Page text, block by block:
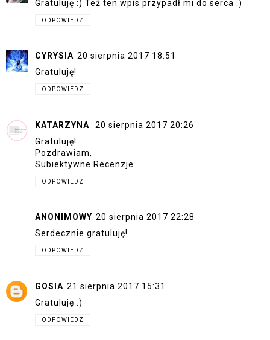
Gratuluję :) Też ten wpis przypadł mi do serca :)
ODPOWIEDZ
CYRYSIA 20 sierpnia 2017 18:51
Gratuluję!
ODPOWIEDZ
KATARZYNA
20 sierpnia 2017 20:26
Gratuluję!
Pozdrawiam,
Subiektywne Recenzje
ODPOWIEDZ
ANONIMOWY 20 sierpnia 2017 22:28
Serdecznie gratuluję!
ODPOWIEDZ
GOSIA 21 sierpnia 2017 15:31
Gratuluję :)
ODPOWIEDZ